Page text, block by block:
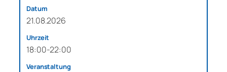
21.08.2026
18:00-22:00